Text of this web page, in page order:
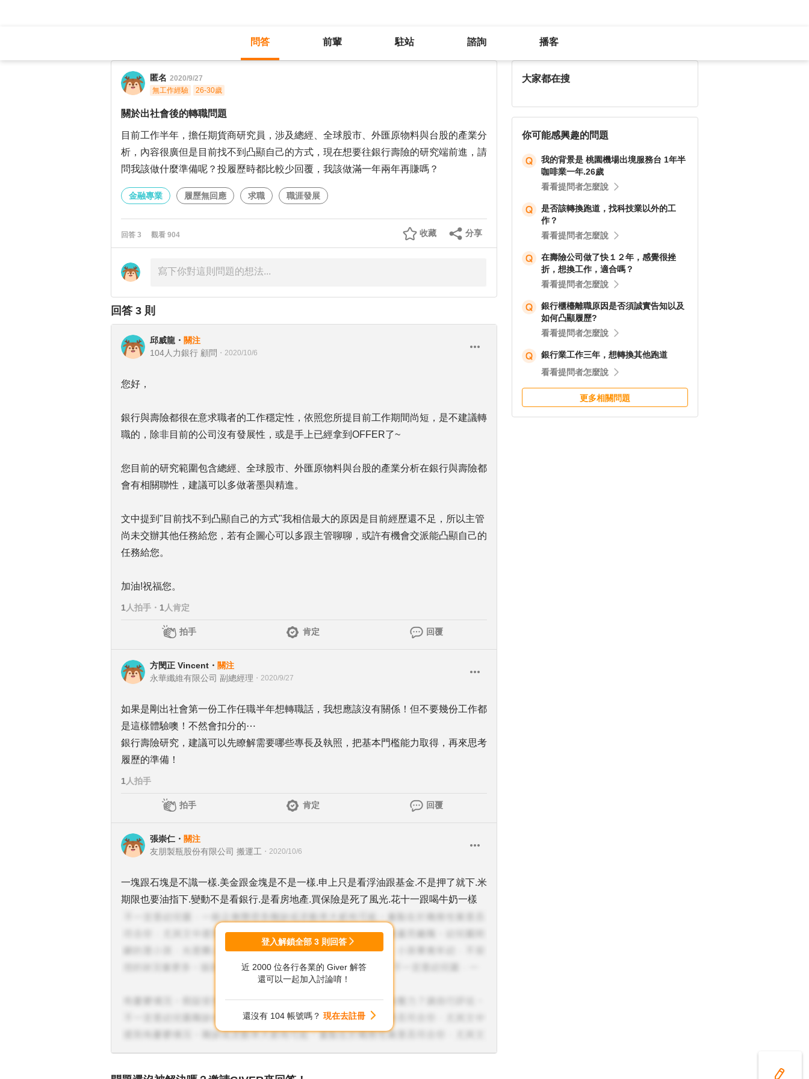
問答 前輩 駐站 諮詢 播客
匿名 2020/9/27
無工作經驗
26-30歲
關於出社會後的轉職問題
目前工作半年，擔任期貨商研究員，涉及總經、全球股市、外匯原物料與台股的產業分
析，內容很廣但是目前找不到凸顯自己的方式，現在想要往銀行壽險的研究端前進，請
問我該做什麼準備呢？投履歷時都比較少回覆，我該做滿一年兩年再賺嗎？
金融專業 履歷無回應 求職 職涯發展
回答 3 觀看 904 分享
收藏
回答 3 則
邱威龍 ・ 關注
104人力銀行 顧問 ・ 2020/10/6
您好，
銀行與壽險都很在意求職者的工作穩定性，依照您所提目前工作期間尚短，是不建議轉
職的，除非目前的公司沒有發展性，或是手上已經拿到OFFER了~
您目前的研究範圍包含總經、全球股市、外匯原物料與台股的產業分析在銀行與壽險都
會有相關聯性，建議可以多做著墨與精進。
文中提到"目前找不到凸顯自己的方式"我相信最大的原因是目前經歷還不足，所以主管
尚未交辦其他任務給您，若有企圖心可以多跟主管聊聊，或許有機會交派能凸顯自己的
任務給您。
加油!祝福您。
1 人拍手 ・ 1 人肯定
拍手 肯定 回覆
方閔正 Vincent ・ 關注
永華纖維有限公司 副總經理 ・ 2020/9/27
如果是剛出社會第一份工作任職半年想轉職話，我想應該沒有關係！但不要幾份工作都
是這樣體驗噢！不然會扣分的⋯
銀行壽險研究，建議可以先瞭解需要哪些專長及執照，把基本門檻能力取得，再來思考
履歷的準備！
1 人拍手
拍手 肯定 回覆
張崇仁 ・ 關注
友朋製瓶股份有限公司 搬運工 ・ 2020/10/6
一塊跟石塊是不識一樣.美金跟金塊是不是一樣.申上只是看浮油跟基金.不是押了就下.米
期限也要油指下.變動不是看銀行.是看房地產.買保險是死了風光.花十一跟喝牛奶一樣
登入解鎖全部 3 則回答
近 2000 位各行各業的 Giver 解答
還可以一起加入討論唷！
還沒有 104 帳號嗎？ 現在去註冊
大家都在搜
你可能感興趣的問題
我的背景是 桃園機場出境服務台 1年半
咖啡業一年.26歲
看看提問者怎麼說
是否該轉換跑道，找科技業以外的工
作？
看看提問者怎麼說
在壽險公司做了快１２年，感覺很挫
折，想換工作，適合嗎？
看看提問者怎麼說
銀行櫃檯離職原因是否須誠實告知以及
如何凸顯履歷?
看看提問者怎麼說
銀行業工作三年，想轉換其他跑道
看看提問者怎麼說
更多相關問題